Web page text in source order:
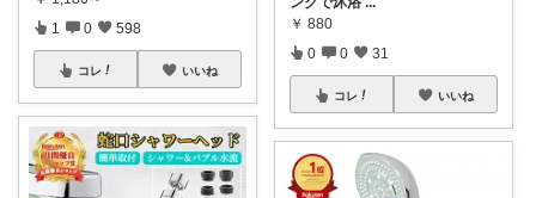
1 0 598
コレ いいね
￥ 880
0 0 31
コレ いいね